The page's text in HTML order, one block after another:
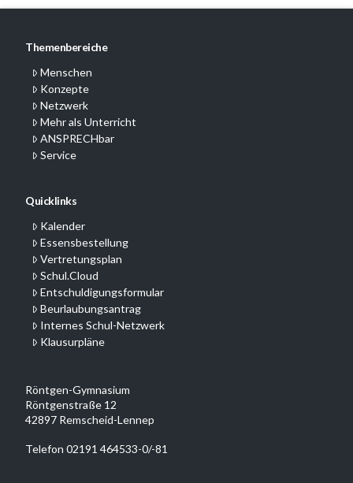
Themenbereiche
Menschen
Konzepte
Netzwerk
Mehr als Unterricht
ANSPRECHbar
Service
Quicklinks
Kalender
Essensbestellung
Vertretungsplan
Schul.Cloud
Entschuldigungsformular
Beurlaubungsantrag
Internes Schul-Netzwerk
Klausurpläne
Röntgen-Gymnasium
Röntgenstraße 12
42897 Remscheid-Lennep
Telefon 02191 464533-0/-81